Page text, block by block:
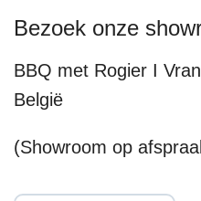
Bezoek onze
BBQ met Rogier I
België
(Showroom op